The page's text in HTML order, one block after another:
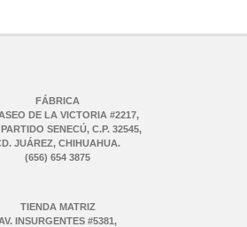
FÁBRICA
DE LA VICTORIA #2217,
SENECÚ, C.P. 32545,
JUÁREZ, CHIHUAHUA.
(656) 654 3875
TIENDA MATRIZ
INSURGENTES #5381,